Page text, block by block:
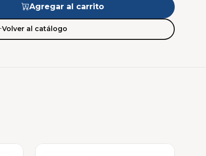
Agregar al carrito
Volver al catálogo